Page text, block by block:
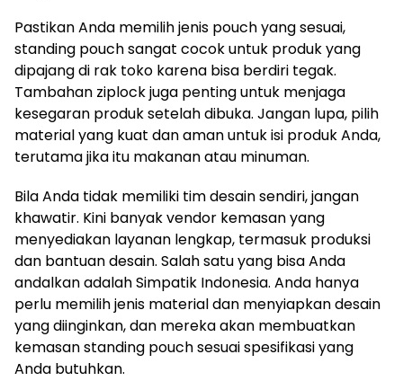
Pastikan Anda memilih jenis pouch yang sesuai,
standing pouch sangat cocok untuk produk yang
dipajang di rak toko karena bisa berdiri tegak.
Tambahan ziplock juga penting untuk menjaga
kesegaran produk setelah dibuka. Jangan lupa, pilih
material yang kuat dan aman untuk isi produk Anda,
terutama jika itu makanan atau minuman.
Bila Anda tidak memiliki tim desain sendiri, jangan
khawatir. Kini banyak vendor kemasan yang
menyediakan layanan lengkap, termasuk produksi
dan bantuan desain. Salah satu yang bisa Anda
andalkan adalah Simpatik Indonesia. Anda hanya
perlu memilih jenis material dan menyiapkan desain
yang diinginkan, dan mereka akan membuatkan
kemasan standing pouch sesuai spesifikasi yang
Anda butuhkan.